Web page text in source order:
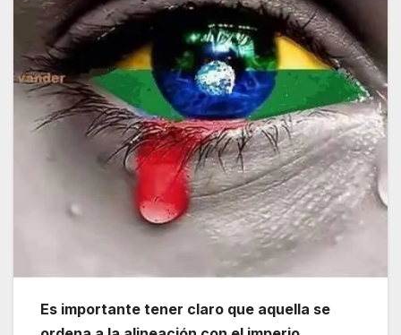
Es importante tener claro que aquella se